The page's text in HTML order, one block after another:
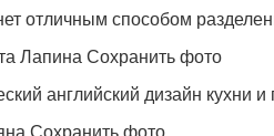
отличным способом
Лапина Сохранить фото
английский дизайн кухни